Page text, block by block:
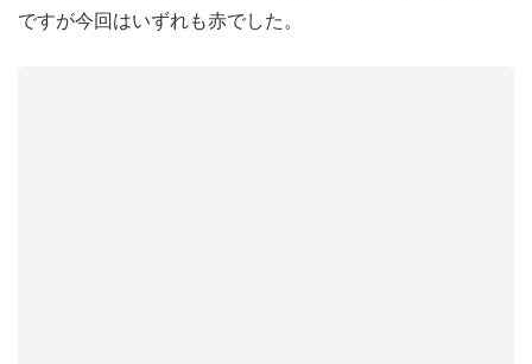
ですが今回はいずれも赤でした。